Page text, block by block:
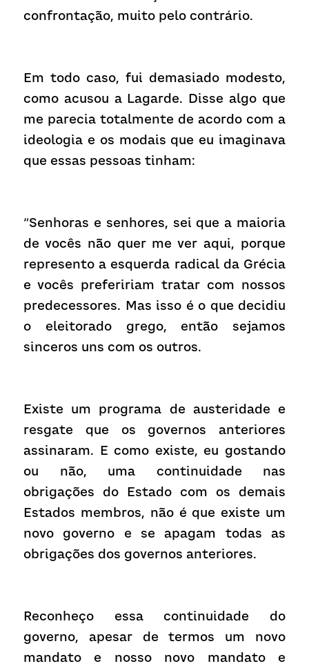
confrontação, muito pelo contrário.
Em todo caso, fui demasiado modesto,
como acusou a Lagarde. Disse algo que
me parecia totalmente de acordo com a
ideologia e os modais que eu imaginava
que essas pessoas tinham:
“Senhoras e senhores, sei que a maioria
de vocês não quer me ver aqui, porque
represento a esquerda radical da Grécia
e vocês prefeririam tratar com nossos
predecessores. Mas isso é o que decidiu
o eleitorado grego, então sejamos
sinceros uns com os outros.
Existe um programa de austeridade e
resgate que os governos anteriores
assinaram. E como existe, eu gostando
ou não, uma continuidade nas
obrigações do Estado com os demais
Estados membros, não é que existe um
novo governo e se apagam todas as
obrigações dos governos anteriores.
Reconheço essa continuidade do
governo, apesar de termos um novo
mandato e nosso novo mandato e